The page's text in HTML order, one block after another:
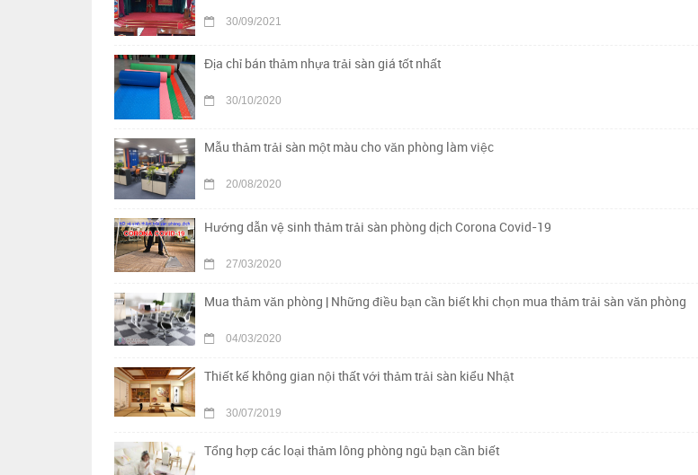
30/09/2021
Địa chỉ bán thảm nhựa trải sàn giá tốt nhất
30/10/2020
Mẫu thảm trải sàn một màu cho văn phòng làm việc
20/08/2020
Hướng dẫn vệ sinh thảm trải sàn phòng dịch Corona Covid-19
27/03/2020
Mua thảm văn phòng | Những điều bạn cần biết khi chọn mua thảm trải sàn văn phòng
04/03/2020
Thiết kế không gian nội thất với thảm trải sàn kiểu Nhật
30/07/2019
Tổng hợp các loại thảm lông phòng ngủ bạn cần biết